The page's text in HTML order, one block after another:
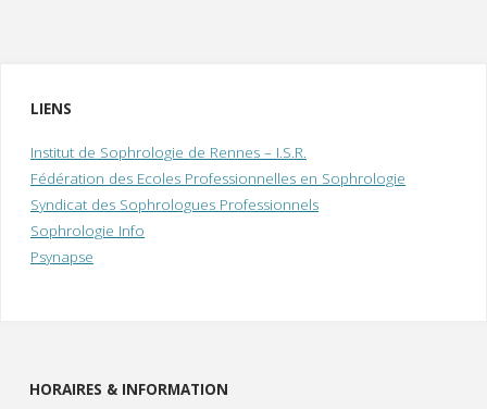
LIENS
Institut de Sophrologie de Rennes – I.S.R.
Fédération des Ecoles Professionnelles en Sophrologie
Syndicat des Sophrologues Professionnels
Sophrologie Info
Psynapse
HORAIRES & INFORMATION